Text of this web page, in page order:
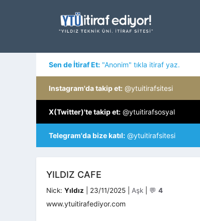
Sen de İtiraf Et: "Anonim" tıkla itiraf yaz.
Instagram'da takip et: @ytuitirafsitesi
X(Twitter)'te takip et: @ytuitirafsosyal
Telegram'da bize katıl: @ytuitirafsitesi
YILDIZ CAFE
Nick: Yıldız 23/11/2025 Kategoriler
Aşk 💬 4
www.ytuitirafediyor.com